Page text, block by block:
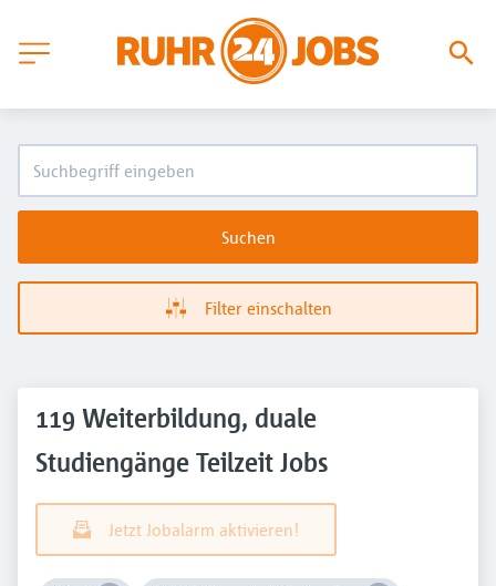
Suchen
Filter einschalten
119 Weiterbildung, duale
Studiengänge Teilzeit Jobs
Jetzt Jobalarm aktivieren!